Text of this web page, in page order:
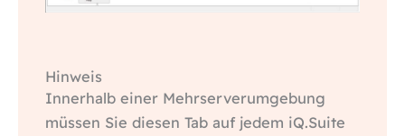
Hinweis
Innerhalb einer Mehrserverumgebung
müssen Sie diesen Tab auf jedem iQ.Suite